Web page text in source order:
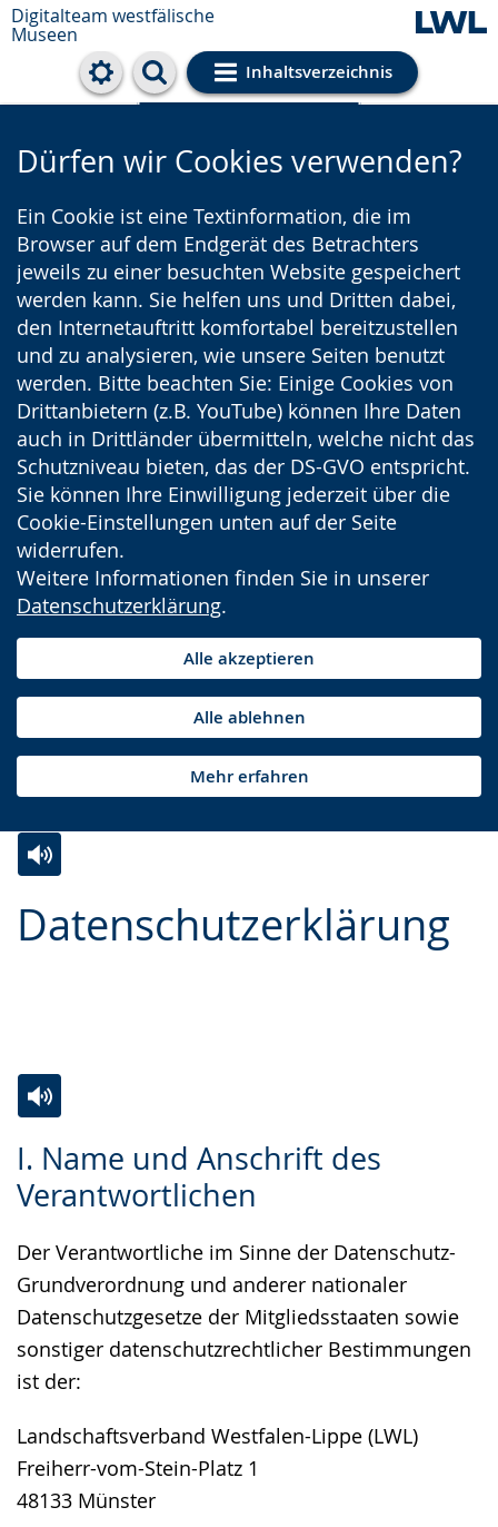
Digitalteam westfälische
Museen
Inhaltsverzeichnis
Cookie-Einstellungen
Dürfen wir Cookies verwenden?
Ein Cookie ist eine Textinformation, die im
Browser auf dem Endgerät des Betrachters
jeweils zu einer besuchten Website gespeichert
werden kann. Sie helfen uns und Dritten dabei,
den Internetauftritt komfortabel bereitzustellen
und zu analysieren, wie unsere Seiten benutzt
werden. Bitte beachten Sie: Einige Cookies von
Drittanbietern (z.B. YouTube) können Ihre Daten
auch in Drittländer übermitteln, welche nicht das
Schutzniveau bieten, das der DS-GVO entspricht.
Sie können Ihre Einwilligung jederzeit über die
Cookie-Einstellungen unten auf der Seite
widerrufen.
Weitere Informationen finden Sie in unserer
Datenschutzerklärung.
Alle akzeptieren
Alle ablehnen
Mehr erfahren
Datenschutzerklärung
Leichten
Audio-
Video
angezeigt.
I. Name und Anschrift des
Verantwortlichen
Der Verantwortliche im Sinne der Datenschutz-
Grundverordnung und anderer nationaler
Datenschutzgesetze der Mitgliedsstaaten sowie
sonstiger datenschutzrechtlicher Bestimmungen
ist der:
Landschaftsverband Westfalen-Lippe (LWL)
Freiherr-vom-Stein-Platz 1
48133 Münster
Leichten
Sprache
Audio-
Unterstützung.
Video
in
Gebärdensprache
wird
angezeigt.